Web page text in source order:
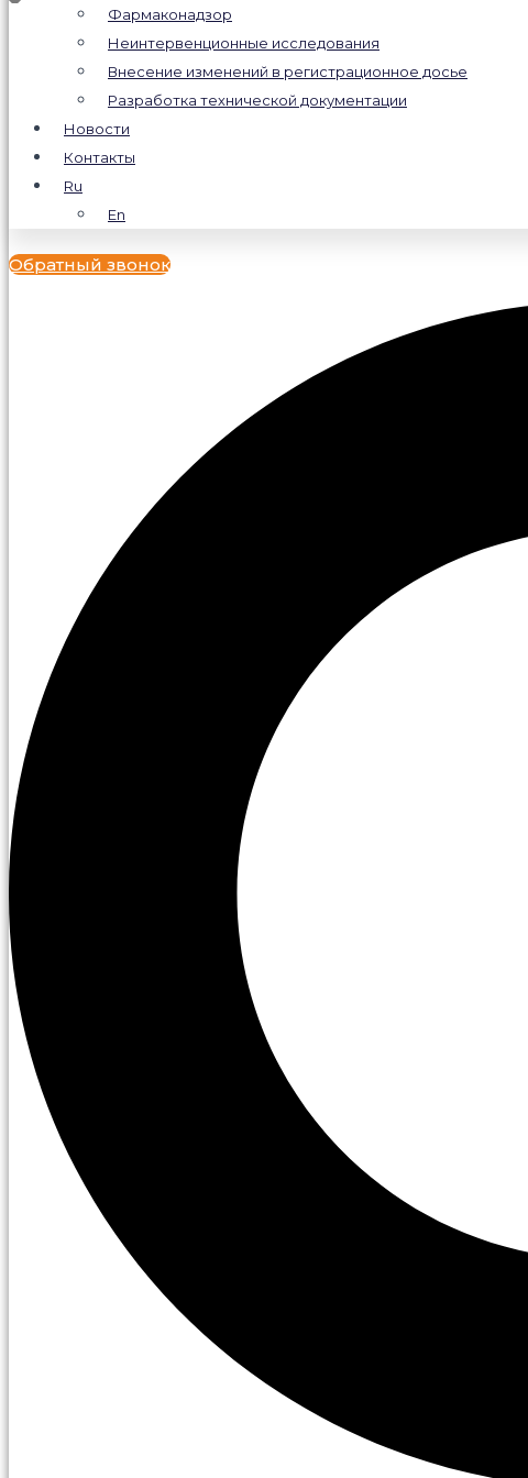
Фармаконадзор
Неинтервенционные исследования
Внесение изменений в регистрационное досье
Разработка технической документации
Новости
Контакты
Ru
En
Обратный звонок